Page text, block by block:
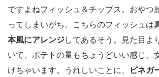
ですよねフィッシュ＆チップス。おやつ
ってしまいがち。こちらのフィッシュは
本風にアレンジしてあるそう。見た目よ
いて、ポテトの量もちょうどいい感じ。
けちゃいます。うれしいことに、
ビネガ